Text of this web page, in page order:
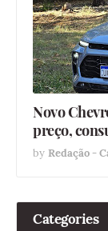
Novo
preço,
by Redação -
Categories